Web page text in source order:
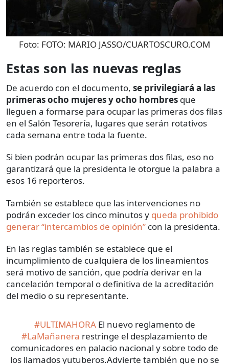
Foto: FOTO: MARIO JASSO/CUARTOSCURO.COM
Estas son las nuevas reglas
De acuerdo con el documento, se privilegiará a las
primeras ocho mujeres y ocho hombres que
lleguen a formarse para ocupar las primeras dos filas
en el Salón Tesorería, lugares que serán rotativos
cada semana entre toda la fuente.
Si bien podrán ocupar las primeras dos filas, eso no
garantizará que la presidenta le otorgue la palabra a
esos 16 reporteros.
También se establece que las intervenciones no
podrán exceder los cinco minutos y queda prohibido
generar “intercambios de opinión” con la presidenta.
En las reglas también se establece que el
incumplimiento de cualquiera de los lineamientos
será motivo de sanción, que podría derivar en la
cancelación temporal o definitiva de la acreditación
del medio o su representante.
#ULTIMAHORAEl nuevo reglamento de
#LaMañanera restringe el desplazamiento de
comunicadores en palacio nacional y sobre todo de
los llamados yutuberos.Advierte también que no se